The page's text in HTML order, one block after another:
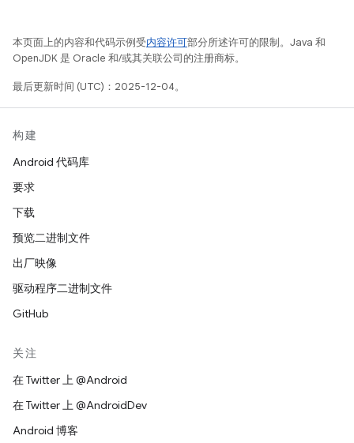
本页面上的内容和代码示例受内容许可部分所述许可的限制。Java 和
OpenJDK 是 Oracle 和/或其关联公司的注册商标。
最后更新时间 (UTC)：2025-12-04。
构建
Android 代码库
要求
下载
预览二进制文件
出厂映像
驱动程序二进制文件
GitHub
关注
在 Twitter 上 @Android
在 Twitter 上 @AndroidDev
Android 博客